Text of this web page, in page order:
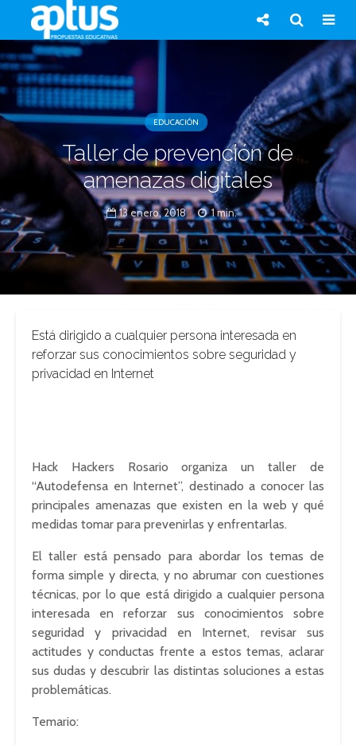
EDUCACIÓN
Taller de prevención de
amenazas digitales
13 enero, 2018 1 min.
Está dirigido a cualquier persona interesada en
reforzar sus conocimientos sobre seguridad y
privacidad en Internet
Hack Hackers Rosario organiza un taller de
“Autodefensa en Internet”, destinado a conocer las
principales amenazas que existen en la web y qué
medidas tomar para prevenirlas y enfrentarlas.
El taller está pensado para abordar los temas de
forma simple y directa, y no abrumar con cuestiones
técnicas, por lo que está dirigido a cualquier persona
interesada en reforzar sus conocimientos sobre
seguridad y privacidad en Internet, revisar sus
actitudes y conductas frente a estos temas, aclarar
sus dudas y descubrir las distintas soluciones a estas
problemáticas.
Temario: